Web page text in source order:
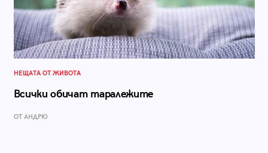
НЕЩАТА ОТ ЖИВОТА
Всички обичат таралежите
ОТ АНДРЮ